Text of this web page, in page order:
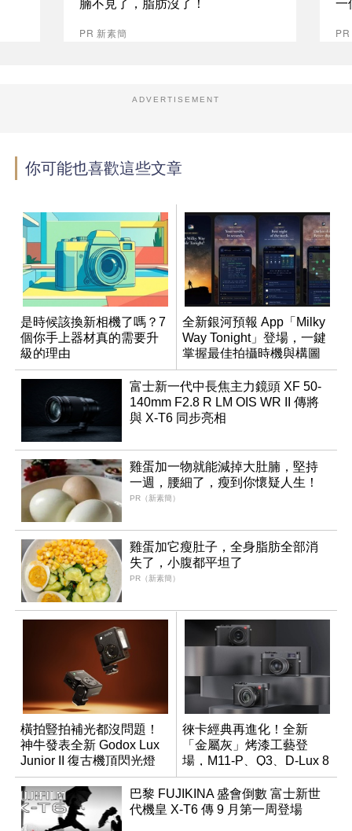
PR 新素簡
ADVERTISEMENT
你可能也喜歡這些文章
是時候該換新相機了嗎？7
個你手上器材真的需要升
級的理由
全新銀河預報 App「Milky
Way Tonight」登場，一鍵
掌握最佳拍攝時機與構圖
富士新一代中長焦主力鏡頭 XF 50-
140mm F2.8 R LM OIS WR II 傳將
與 X-T6 同步亮相
雞蛋加一物就能減掉大肚腩，堅持
一週，腰細了，瘦到你懷疑人生！
PR（新素簡）
雞蛋加它瘦肚子，全身脂肪全部消
失了，小腹都平坦了
PR（新素簡）
橫拍豎拍補光都沒問題！
神牛發表全新 Godox Lux
Junior II 復古機頂閃光燈
徠卡經典再進化！全新
「金屬灰」烤漆工藝登
場，M11-P、Q3、D-Lux 8
領銜換裝
巴黎 FUJIKINA 盛會倒數 富士新世
代機皇 X-T6 傳 9 月第一周登場